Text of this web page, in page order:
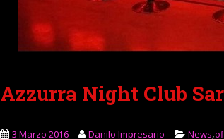
Azzurra Night Club
3 Marzo 2016 Danilo Impresario News,